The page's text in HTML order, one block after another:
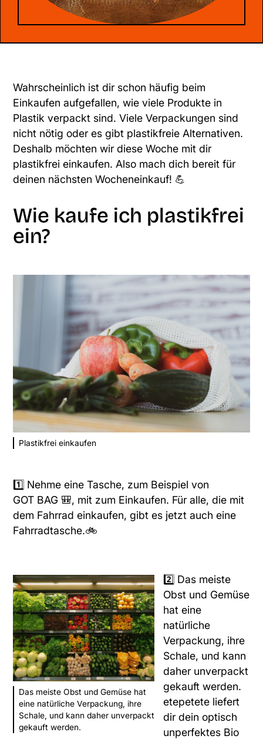
Wahrscheinlich ist dir schon häufig beim
Einkaufen aufgefallen, wie viele Produkte in
Plastik verpackt sind. Viele Verpackungen sind
nicht nötig oder es gibt plastikfreie Alternativen.
Deshalb möchten wir diese Woche mit dir
plastikfrei einkaufen. Also mach dich bereit für
deinen nächsten Wocheneinkauf! 💪
Wie kaufe ich plastikfrei
ein?
Plastikfrei einkaufen
1️⃣ Nehme eine Tasche, zum Beispiel von
GOT BAG 🎒, mit zum Einkaufen. Für alle, die mit
dem Fahrrad einkaufen, gibt es jetzt auch eine
Fahrradtasche.🚲
Das meiste Obst und Gemüse hat
eine natürliche Verpackung, ihre
Schale, und kann daher unverpackt
gekauft werden.
2️⃣ Das meiste
Obst und Gemüse
hat eine
natürliche
Verpackung, ihre
Schale, und kann
daher unverpackt
gekauft werden.
etepetete liefert
dir dein optisch
unperfektes Bio